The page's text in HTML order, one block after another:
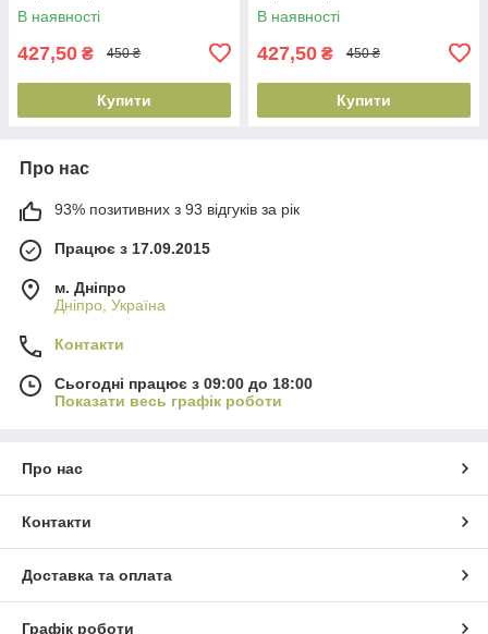
В наявності
427,50 ₴ 450 ₴
Купити
В наявності
427,50 ₴ 450 ₴
Купити
Про нас
93% позитивних з 93 відгуків за рік
Працює з 17.09.2015
м. Дніпро
Дніпро, Україна
Контакти
Сьогодні працює з 09:00 до 18:00
Показати весь графік роботи
Про нас
Контакти
Доставка та оплата
Графік роботи